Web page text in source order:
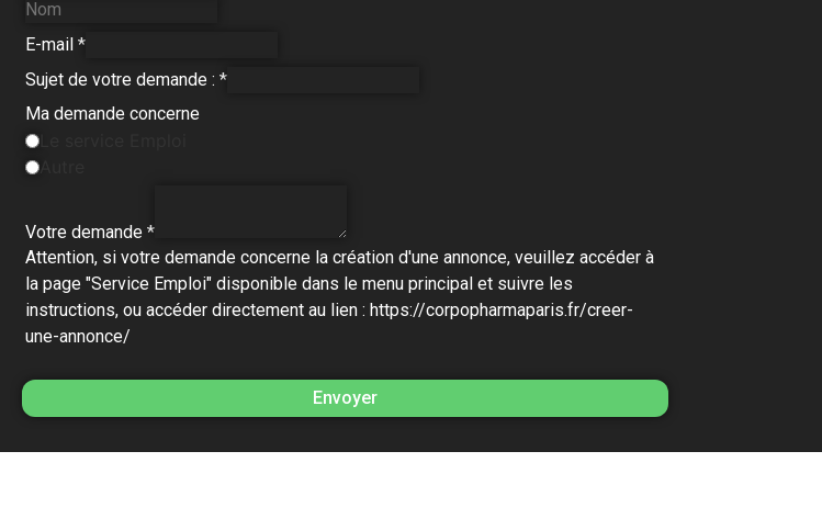
E-mail*
Sujet de votre demande :*
Ma demande concerne
Votre demande*
Attention, si votre demande concerne la création d'une annonce, veuillez accéder à
la page "Service Emploi" disponible dans le menu principal et suivre les
instructions, ou accéder directement au lien : https://corpopharmaparis.fr/creer-
une-annonce/
Envoyer